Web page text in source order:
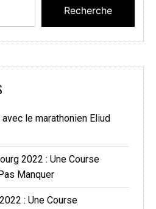
Recherche
le marathonien Eliud
2022 : Une Course
Manquer
: Une Course